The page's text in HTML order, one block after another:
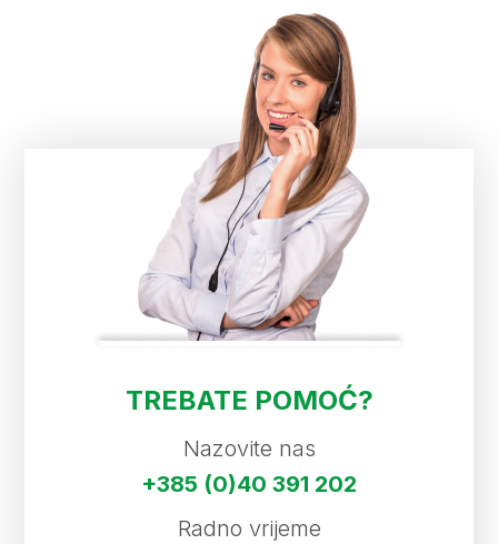
TREBATE POMOĆ?
Nazovite nas
+385 (0)40 391 202
Radno vrijeme